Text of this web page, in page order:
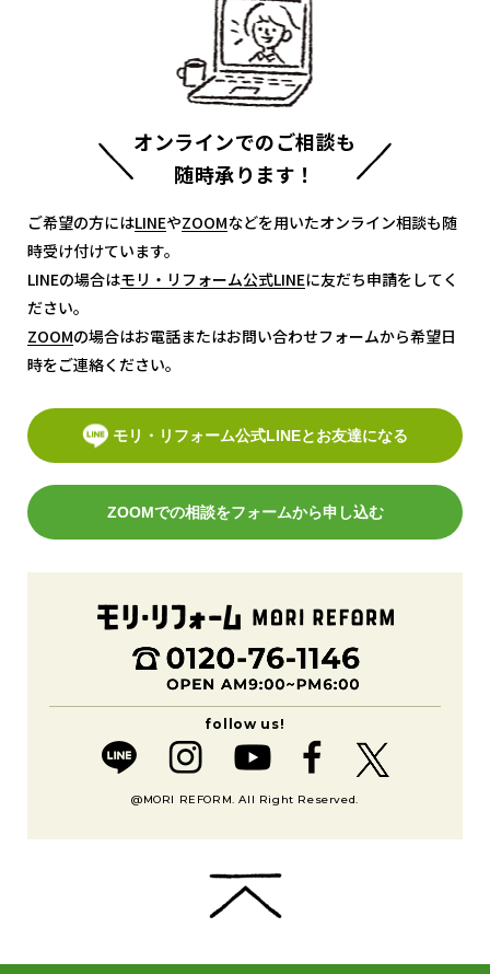
オンラインでのご相談も
随時承ります！
ご希望の方にはLINE
LINEやZOOM
ZOOMなどを用いたオンライン相談も随
時受け付けています。
LINEの場合はモリ・リフォーム公式LINE
モリ・リフォーム公式LINEに友だち申請をしてく
ださい。
ZOOM
ZOOMの場合はお電話またはお問い合わせフォームから希望日
時をご連絡ください。
モリ・リフォーム公式LINEとお友達になる
ZOOMでの相談をフォームから申し込む
@MORI REFORM. All Right Reserved.